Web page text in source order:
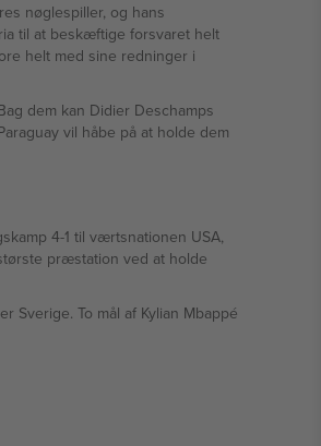
nøglespiller, og hans
til at beskæftige forsvaret helt
helt med sine redninger i
dem kan Didier Deschamps
vil håbe på at holde dem
4-1 til værtsnationen USA,
præstation ved at holde
Sverige. To mål af Kylian Mbappé